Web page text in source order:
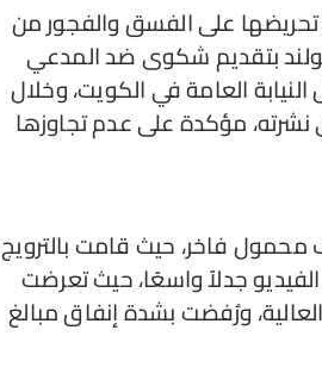
على الفسق والفجور من
بتقديم شكوى ضد المدعي
العامة في الكويت، وخلال
مؤكدة على عدم تجاوزها
محمول فاخر، حيث قامت بالترويج
جدلاً واسعًا، حيث تعرضت
ورُفضت بشدة إنفاق مبالغ